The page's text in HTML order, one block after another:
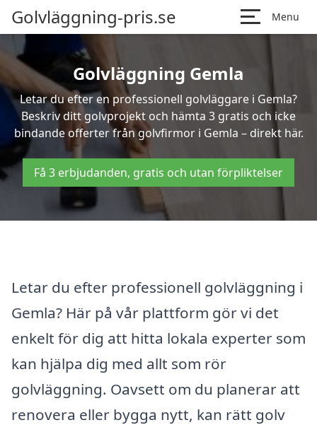
Golvläggning-pris.se Menu
Golvläggning Gemla
Letar du efter en professionell golvläggare i Gemla?
Beskriv ditt golvprojekt och hämta 3 gratis och icke
bindande offerter från golvfirmor i Gemla – direkt här.
Få 3 erbjudanden, gratis och utan förpliktelser
Letar du efter professionell golvläggning i
Gemla? Här på vår plattform gör vi det
enkelt för dig att hitta lokala experter som
kan hjälpa dig med allt som rör
golvläggning. Oavsett om du planerar att
renovera eller bygga nytt, kan rätt golv